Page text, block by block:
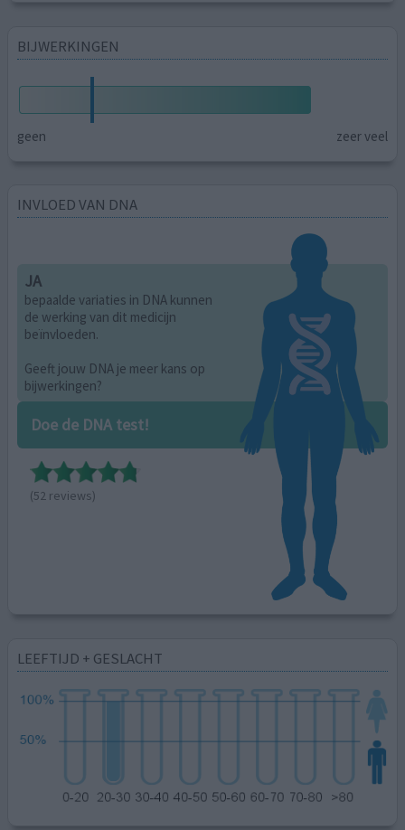
BIJWERKINGEN
geen zeer veel
INVLOED VAN DNA
JA
bepaalde variaties in DNA kunnen
de werking van dit medicijn
beïnvloeden.
Geeft jouw DNA je meer kans op
bijwerkingen?
Doe de DNA test!
(52 reviews)
LEEFTIJD + GESLACHT